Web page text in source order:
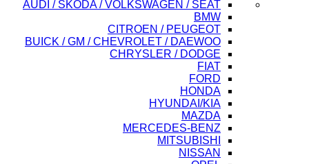
AUDI / SKODA / VOLKSWAGEN / SEAT
BMW
CITROEN / PEUGEOT
BUICK / GM / CHEVROLET / DAEWOO
CHRYSLER / DODGE
FIAT
FORD
HONDA
HYUNDAI/KIA
MAZDA
MERCEDES-BENZ
MITSUBISHI
NISSAN